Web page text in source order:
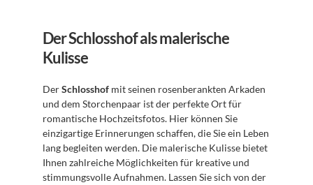
Der Schlosshof als malerische
Kulisse
Der Schlosshof mit seinen rosenberankten Arkaden
und dem Storchenpaar ist der perfekte Ort für
romantische Hochzeitsfotos. Hier können Sie
einzigartige Erinnerungen schaffen, die Sie ein Leben
lang begleiten werden. Die malerische Kulisse bietet
Ihnen zahlreiche Möglichkeiten für kreative und
stimmungsvolle Aufnahmen. Lassen Sie sich von der